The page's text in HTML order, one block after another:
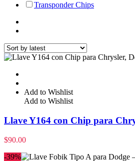
Transponder Chips
Add to Wishlist
Add to Wishlist
Llave Y164 con Chip para
$90.00
-39%